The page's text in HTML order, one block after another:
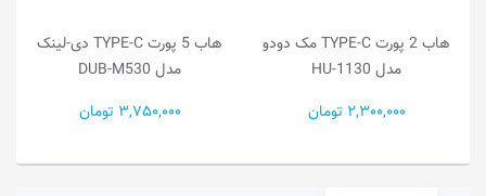
هاب 2 پورت TYPE-C مک دودو
مدل HU-1130
2,300,000 تومان
هاب 5 پورت TYPE-C دی-لینک
مدل DUB-M530
3,750,000 تومان